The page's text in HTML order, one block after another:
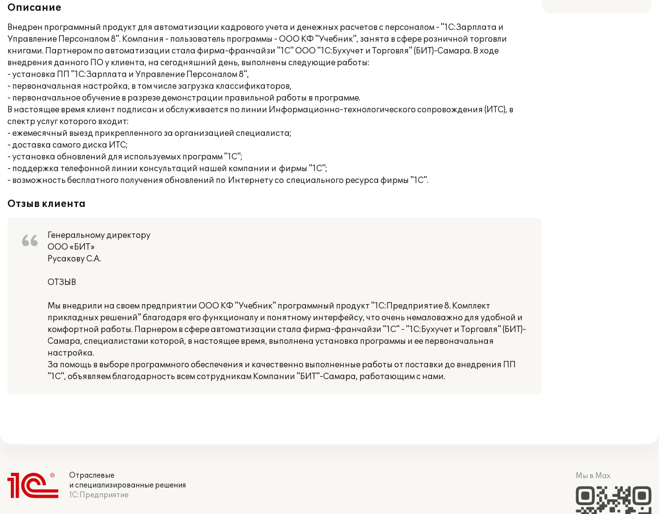
Описание
Внедрен программный продукт для автоматизации кадрового учета и денежных расчетов с персоналом - "1С:Зарплата и
Управление Персоналом 8". Компания - пользователь программы - ООО КФ "Учебник", занята в сфере розничной торговли
книгами. Партнером по автоматизации стала фирма-франчайзи "1С" ООО "1С:Бухучет и Торговля" (БИТ)-Самара. В ходе
внедрения данного ПО у клиента, на сегодняшний день, выполнены следующие работы:
- установка ПП "1С:Зарплата и Управление Персоналом 8",
- первоначальная настройка, в том числе загрузка классификаторов,
- первоначальное обучение в разрезе демонстрации правильной работы в программе.
В настоящее время клиент подписан и обслуживается по линии Информационно-технологического сопровождения (ИТС), в
спектр услуг которого входит:
- ежемесячный выезд прикрепленного за организацией специалиста;
- доставка самого диска ИТС;
- установка обновлений для используемых программ "1С";
- поддержка телефонной линии консультаций нашей компании и фирмы "1С";
- возможность бесплатного получения обновлений по Интернету со специального ресурса фирмы "1С".
Отзыв клиента
Генеральному директору
ООО «БИТ»
Русакову С.А.
ОТЗЫВ
Мы внедрили на своем предприятии ООО КФ "Учебник" программный продукт "1С:Предприятие 8. Комплект
прикладных решений" благодаря его функционалу и понятному интерфейсу, что очень немаловажно для удобной и
комфортной работы. Парнером в сфере автоматизации стала фирма-франчайзи "1С" - "1С:Бухучет и Торговля" (БИТ)-
Самара, специалистами которой, в настоящее время, выполнена установка программы и ее первоначальная
настройка.
За помощь в выборе программного обеспечения и качественно выполненные работы от поставки до внедрения ПП
"1С", объявляем благодарность всем сотрудникам Компании "БИТ"-Самара, работающим с нами.
Отраслевые
и специализированные решения
1С:Предприятие
Мы в Max